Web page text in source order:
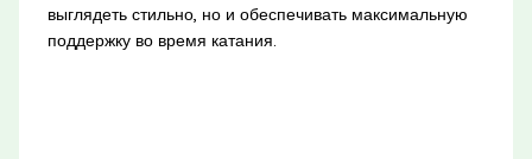
выглядеть стильно, но и обеспечивать максимальную
поддержку во время катания.